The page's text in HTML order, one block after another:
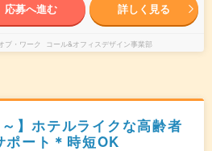
応募へ進む 詳しく見る
ブ・ワーク コール&オフィスデザイン事業部
】ホテルライクな高齢者
ポート＊時短OK